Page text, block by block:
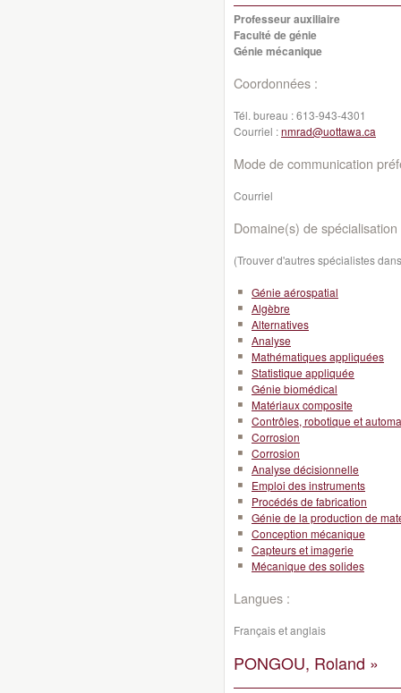
Professeur auxiliaire
Faculté de génie
Génie mécanique
Coordonnées :
Tél. bureau :613-943-4301
Courriel :nmrad@uottawa.ca
Mode de communication
Courriel
Domaine(s) de spécialisation
(Trouver d'autres spécialistes
Génie aérospatial
Algèbre
Alternatives
Analyse
Mathématiques appliquées
Statistique appliquée
Génie biomédical
Matériaux composite
Contrôles, robotique et
Corrosion
Corrosion
Analyse décisionnelle
Emploi des instruments
Procédés de fabrication
Génie de la production de
Conception mécanique
Capteurs et imagerie
Mécanique des solides
Langues :
Français et anglais
PONGOU, Roland »